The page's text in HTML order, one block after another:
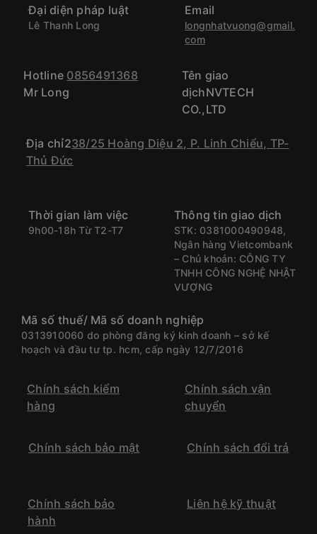
Đại diện pháp luật
Lê Thanh Long
Email
longnhatvuong@gmail.
com
Hotline 0856491368
Mr Long
Tên giao
dịchNVTECH
CO.,LTD
Địa chỉ238/25 Hoàng Diệu 2, P. Linh Chiểu, TP-
Thủ Đức
Thời gian làm việc
9h00-18h Từ T2-T7
Thông tin giao dịch
STK: 0381000490948,
Ngân hàng Vietcombank
– Chủ khoản: CÔNG TY
TNHH CÔNG NGHỆ NHẬT
VƯỢNG
Mã số thuế/ Mã số doanh nghiệp
0313910060 do phòng đăng ký kinh doanh – sở kế
hoạch và đầu tư tp. hcm, cấp ngày 12/7/2016
Chính sách kiểm
hàng
Chính sách vận
chuyển
Chính sách bảo mật Chính sách đổi trả
Chính sách bảo
hành
Liên hệ kỹ thuật